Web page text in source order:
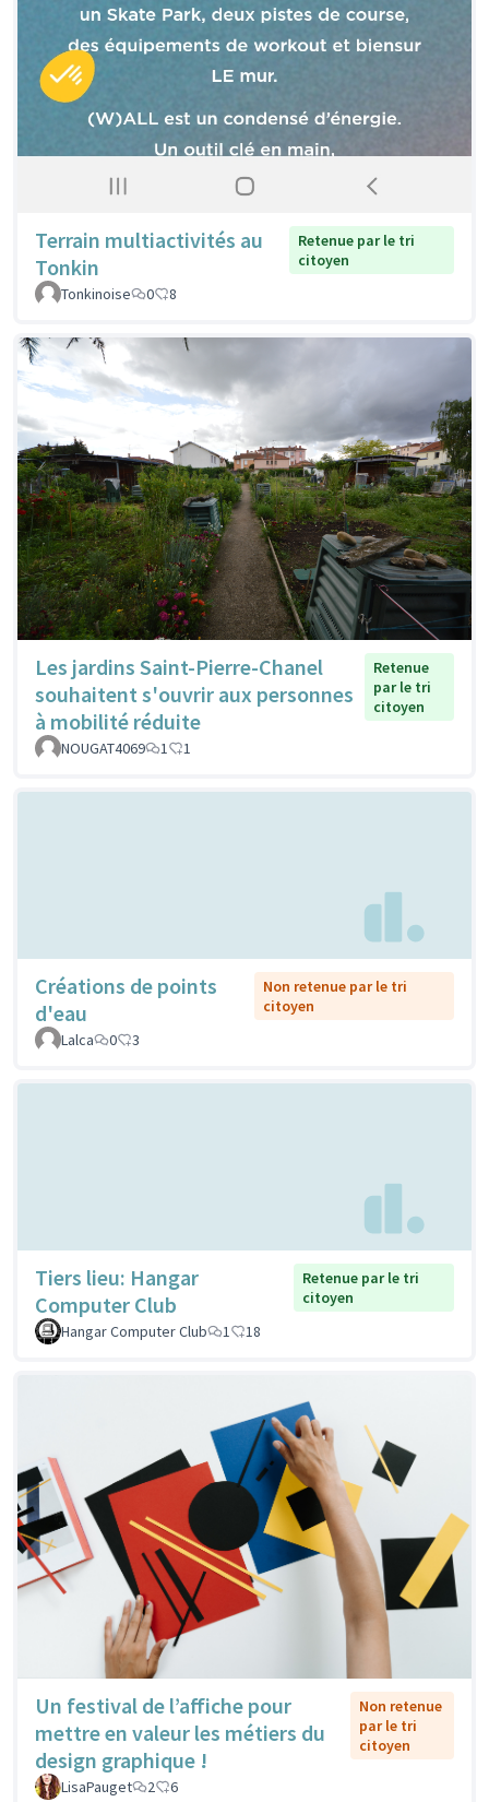
Terrain multiactivités au
Tonkin
Retenue par le tri
citoyen
Tonkinoise
0 8
Les jardins Saint-Pierre-Chanel
souhaitent s'ouvrir aux personnes
à mobilité réduite
Retenue
par le tri
citoyen
NOUGAT4069 1 1
Créations de points
d'eau
Non retenue par le tri
citoyen
Lalca
0 3
Tiers lieu: Hangar
Computer Club
Retenue par le tri
citoyen
Hangar Computer Club
1 18
Un festival de l’affiche pour
mettre en valeur les métiers du
design graphique !
Non retenue
par le tri
citoyen
LisaPauget 2 6